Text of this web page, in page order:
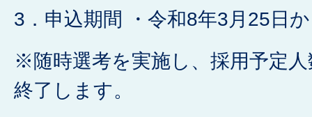
3．申込期間 ・令和8年3月25日
※随時選考を実施し、採用予定
終了します。